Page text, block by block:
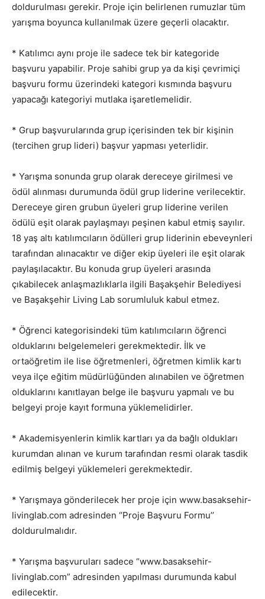
doldurulması gerekir. Proje için belirlenen rumuzlar tüm
yarışma boyunca kullanılmak üzere geçerli olacaktır.
* Katılımcı aynı proje ile sadece tek bir kategoride
başvuru yapabilir. Proje sahibi grup ya da kişi çevrimiçi
başvuru formu üzerindeki kategori kısmında başvuru
yapacağı kategoriyi mutlaka işaretlemelidir.
* Grup başvurularında grup içerisinden tek bir kişinin
(tercihen grup lideri) başvur yapması yeterlidir.
* Yarışma sonunda grup olarak dereceye girilmesi ve
ödül alınması durumunda ödül grup liderine verilecektir.
Dereceye giren grubun üyeleri grup liderine verilen
ödülü eşit olarak paylaşmayı peşinen kabul etmiş sayılır.
18 yaş altı katılımcıların ödülleri grup liderinin ebeveynleri
tarafından alınacaktır ve diğer ekip üyeleri ile eşit olarak
paylaşılacaktır. Bu konuda grup üyeleri arasında
çıkabilecek anlaşmazlıklarla ilgili Başakşehir Belediyesi
ve Başakşehir Living Lab sorumluluk kabul etmez.
* Öğrenci kategorisindeki tüm katılımcıların öğrenci
olduklarını belgelemeleri gerekmektedir. İlk ve
ortaöğretim ile lise öğretmenleri, öğretmen kimlik kartı
veya ilçe eğitim müdürlüğünden alınabilen ve öğretmen
olduklarını kanıtlayan belge ile başvuru yapmalı ve bu
belgeyi proje kayıt formuna yüklemelidirler.
* Akademisyenlerin kimlik kartları ya da bağlı oldukları
kurumdan alınan ve kurum tarafından resmi olarak tasdik
edilmiş belgeyi yüklemeleri gerekmektedir.
* Yarışmaya gönderilecek her proje için www.basaksehir-
livinglab.com adresinden ‘’Proje Başvuru Formu’’
doldurulmalıdır.
* Yarışma başvuruları sadece “www.basaksehir-
livinglab.com” adresinden yapılması durumunda kabul
edilecektir.